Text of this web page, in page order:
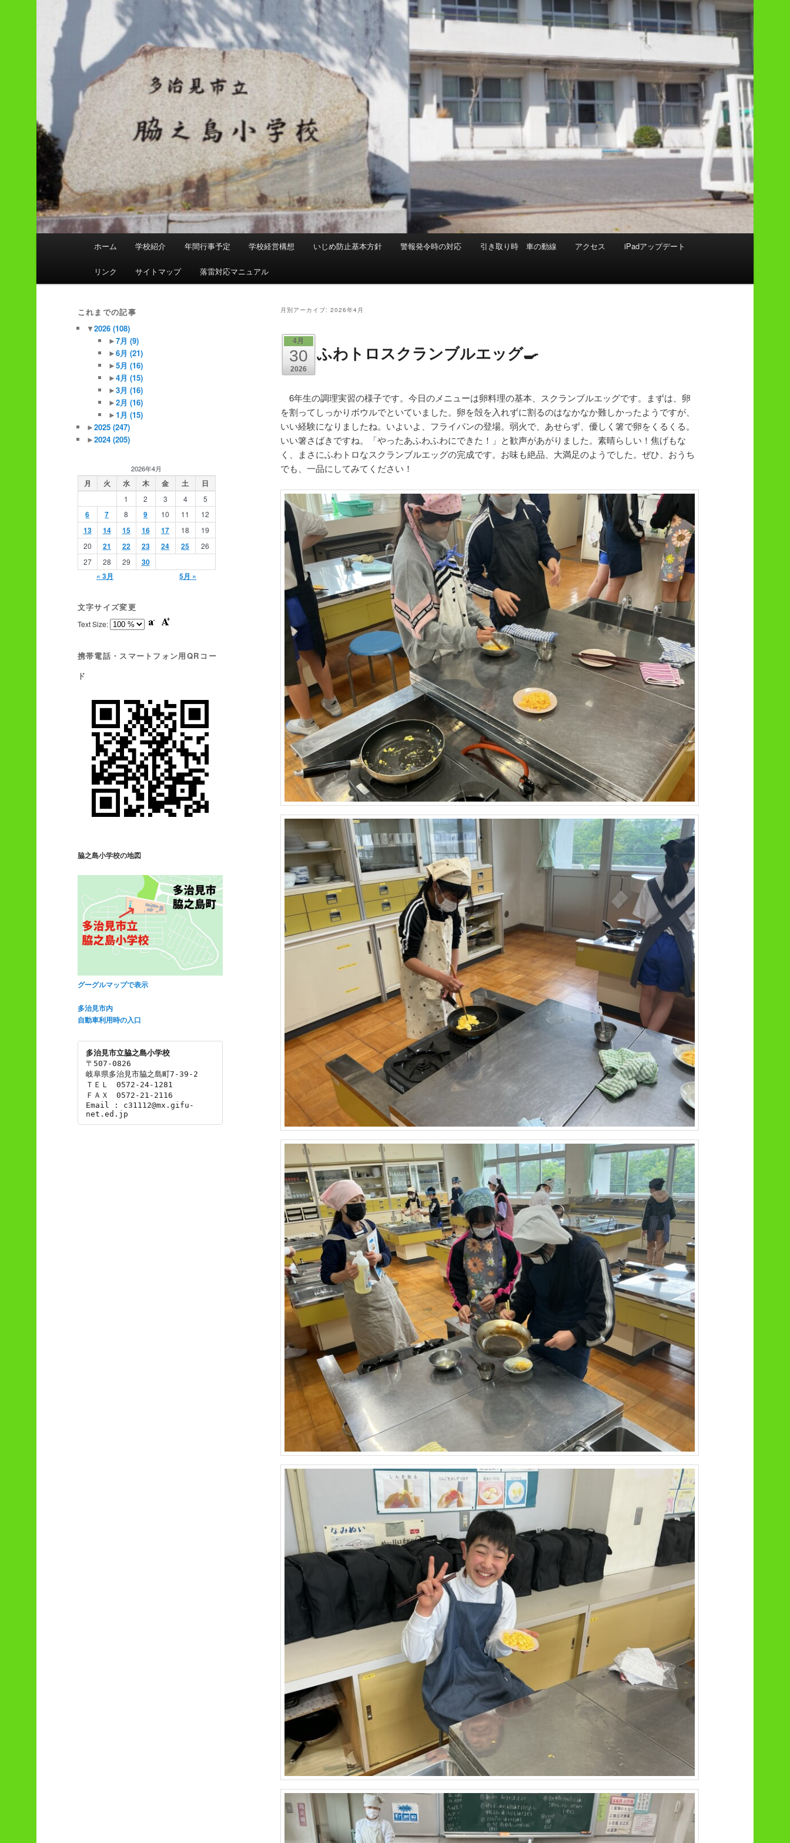
メ
ホーム 学校紹介 年間行事予定 学校経営構想 いじめ防止基本方針 警報発令時の対応 引き取り時 車の動線 アクセス iPadアップデート
リンク サイトマップ 落雷対応マニュアル
月別アーカイブ: 2026年4月
4月
30
2026
ふわトロスクランブルエッグ🍳
6年生の調理実習の様子です。今日のメニューは卵料理の基本、スクランブルエッグです。まずは、卵
を割ってしっかりボウルでといていました。卵を殻を入れずに割るのはなかなか難しかったようですが、
いい経験になりましたね。いよいよ、フライパンの登場。弱火で、あせらず、優しく箸で卵をくるくる。
いい箸さばきですね。「やったあふわふわにできた！」と歓声があがりました。素晴らしい！焦げもな
く、まさにふわトロなスクランブルエッグの完成です。お味も絶品、大満足のようでした。ぜひ、おうち
でも、一品にしてみてください！
これまでの記事
▼2026 (108)
►7月(9)
►6月(21)
►5月(16)
►4月(15)
►3月(16)
►2月(16)
►1月(15)
►2025 (247)
►2024 (205)
2026年4月
月 火 水 木 金 土 日
1 2 3 4 5
6 7 8 9 10 11 12
13 14 15 16 17 18
19
20
21 22 23 24 25
26
27
28 29
30
« 3月
5月 »
文字サイズ変更
Text Size:
携帯電話・スマートフォン用QRコー
ド
脇之島小学校の地図
グーグルマップで表示
多治見市内
自動車利用時の入口
多治見市立脇之島小学校
〒507-0826
岐阜県多治見市脇之島町7-39-2
ＴＥＬ　0572-24-1281
ＦＡＸ　0572-21-2116
Email : c31112@mx.gifu-
net.ed.jp